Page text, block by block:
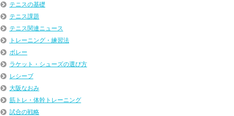
テニスの基礎
テニス課題
テニス関連ニュース
トレーニング・練習法
ボレー
ラケット・シューズの選び方
レシーブ
大阪なおみ
筋トレ・体幹トレーニング
試合の戦略